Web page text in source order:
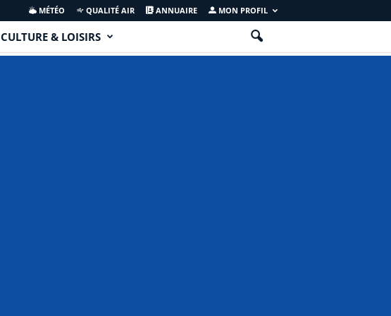
MÉTÉO QUALITÉ AIR ANNUAIRE MON PROFIL
CULTURE & LOISIRS